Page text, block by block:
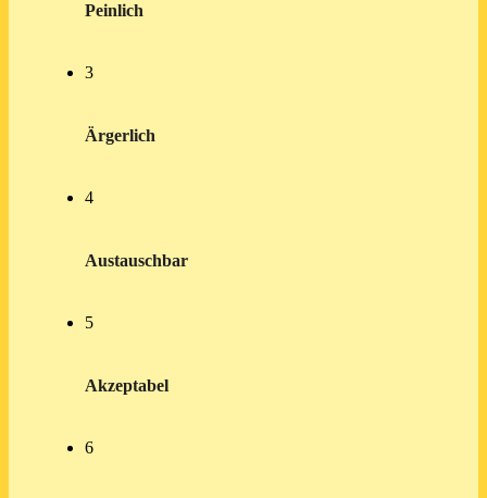
Peinlich
3
Ärgerlich
4
Austauschbar
5
Akzeptabel
6